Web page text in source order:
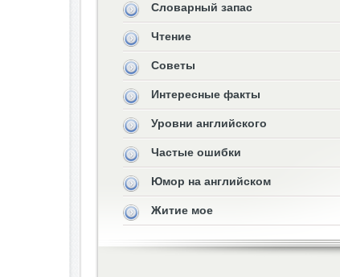
Словарный запас
Чтение
Советы
Интересные факты
Уровни английского
Частые ошибки
Юмор на английском
Житие мое